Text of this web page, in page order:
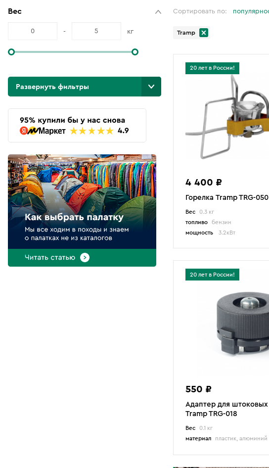
Вес
- кг
Подкатегории
Горелки 104
Лампы 16
Газовые резаки 20
Топливо 13
Аксессуары 52
Бренды
BTrace
Bulin 22
Campingaz 2
Развернуть фильтры
Сортировать по:
Tramp
20 лет в России!
4 400 ₽
Горелка Tramp TRG-050
Вес
0.3 кг
топливо
бензин
мощность
3.2кВт
20 лет в России!
550 ₽
Адаптер для
Tramp TRG-018
Вес
0.1 кг
материал
пластик, алюминий